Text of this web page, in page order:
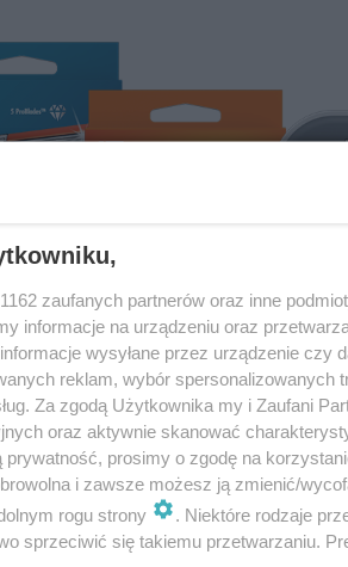
zaufanych partnerów oraz inne
informacje na urządzeniu oraz
wysyłane przez urządzenie czy
reklam, wybór spersonalizowanych
Za zgodą Użytkownika my i Zaufani
oraz aktywnie skanować
prywatność, prosimy o zgodę na
i zawsze możesz ją zmienić/
rogu strony
. Niektóre rodzaje
sprzeciwić się takiemu przetwarzaniu.